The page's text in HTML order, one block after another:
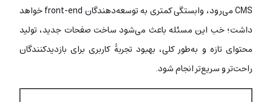
CMS می‌رود، وابستگی کمتری به توسعه‌دهندگان front-end خواهد
داشت؛ خب این مسئله باعث می‌شود ساخت صفحات جدید، تولید
محتوای تازه و به‌طور کلی، بهبود تجربۀ کاربری برای بازدیدکنندگان
راحت‌تر و سریع‌تر انجام شود.